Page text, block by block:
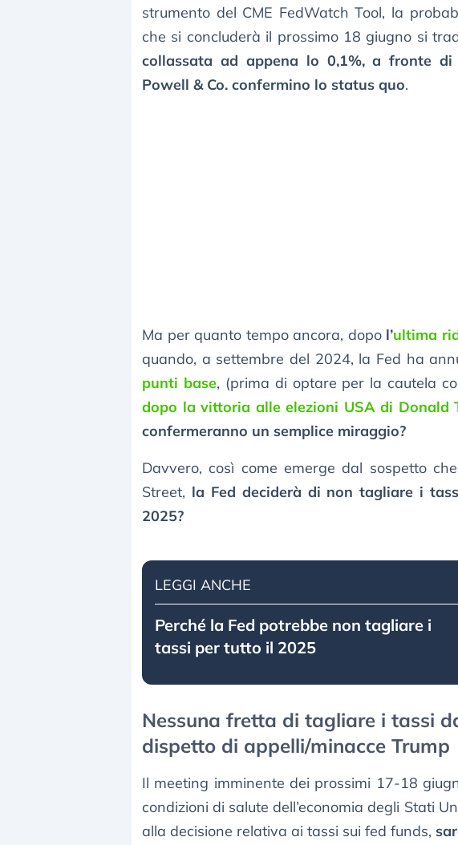
strumento del CME FedWatch Tool, la
che si concluderà il prossimo 18 giugno si
collassata ad appena lo 0,1%, a fronte
Powell & Co. confermino lo status quo.
Ma per quanto tempo ancora, dopo l’ultima
quando, a settembre del 2024, la Fed ha
punti base, (prima di optare per la cautela
dopo la vittoria alle elezioni USA di Donald
confermeranno un semplice miraggio?
Davvero, così come emerge dal sospetto
Street, la Fed deciderà di non tagliare i
2025?
LEGGI ANCHE
Perché la Fed potrebbe non tagliare i
tassi per tutto il 2025
Nessuna fretta di tagliare i tassi
dispetto di appelli/minacce Trump
Il meeting imminente dei prossimi 17-18
condizioni di salute dell’economia degli Stati
alla decisione relativa ai tassi sui fed funds,